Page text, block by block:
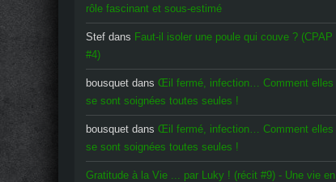
rôle fascinant et sous-estimé
Stef dans Faut-il isoler une poule qui couve ? (CPAP
#4)
bousquet dans Œil fermé, infection… Comment elles
se sont soignées toutes seules !
bousquet dans Œil fermé, infection… Comment elles
se sont soignées toutes seules !
Gratitude à la Vie ... par Luky ! (récit #9) - Une vie en